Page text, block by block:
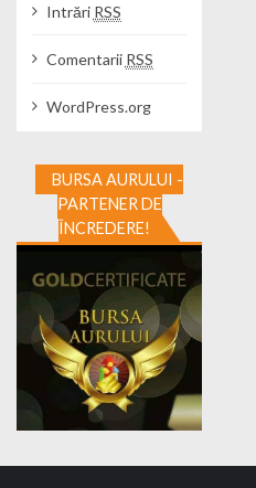
Intrări RSS
Comentarii RSS
WordPress.org
BURSA AURULUI -
PARTENER DE
ÎNCREDERE!